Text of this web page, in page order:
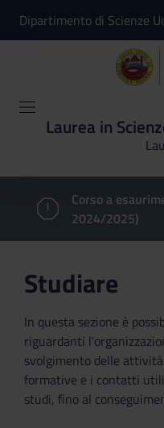
Dipartimento di Scienze
Laurea in
Corso a
2024/2025)
Studiare
In questa sezione è
riguardanti
svolgimento delle
formative e i contatti
studi, fino al